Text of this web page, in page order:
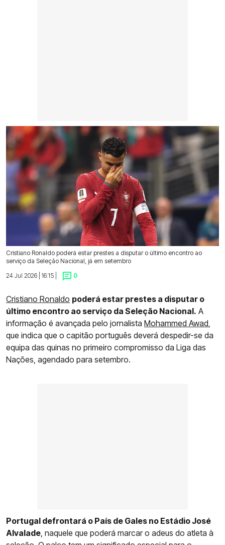
Cristiano Ronaldo poderá estar prestes a disputar o último encontro ao
serviço da Seleção Nacional, já em setembro
24 Jul 2026 | 16:15 |
0
Cristiano Ronaldo poderá estar prestes a disputar o
último encontro ao serviço da Seleção Nacional. A
informação é avançada pelo jornalista Mohammed Awad
que indica que o capitão português deverá despedir-se da
equipa das quinas no primeiro compromisso da Liga das
Nações, agendado para setembro.
Portugal defrontará o País de Gales no Estádio José
Alvalade , naquele que poderá marcar o adeus do atleta à